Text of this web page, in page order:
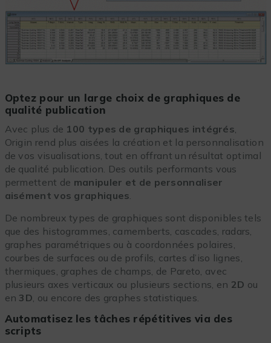
Optez pour un large choix de graphiques de
qualité publication
Avec plus de 100 types de graphiques intégrés,
Origin rend plus aisées la création et la personnalisation
de vos visualisations, tout en offrant un résultat optimal
de qualité publication. Des outils performants vous
permettent de manipuler et de personnaliser
aisément vos graphiques.
De nombreux types de graphiques sont disponibles tels
que des histogrammes, camemberts, cascades, radars,
graphes paramétriques ou à coordonnées polaires,
courbes de surfaces ou de profils, cartes d’iso lignes,
thermiques, graphes de champs, de Pareto, avec
plusieurs axes verticaux ou plusieurs sections, en 2D ou
en 3D , ou encore des graphes statistiques.
Automatisez les tâches répétitives via des
scripts